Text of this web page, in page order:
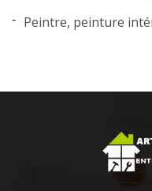
Peintre, peinture